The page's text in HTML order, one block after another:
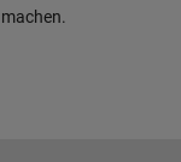
machen.